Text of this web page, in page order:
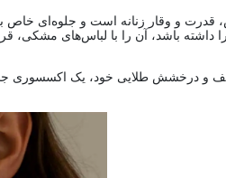
قدرت و وقار زنانه است و جلوه‌ای
باشد، آن را با لباس‌های مشکی،
و درخشش طلایی خود، یک اکسسوری